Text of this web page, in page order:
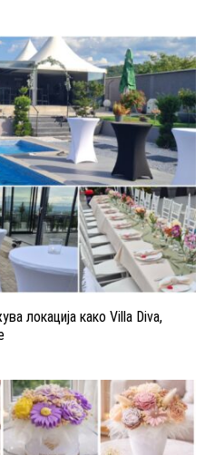
локација како Villa Diva,